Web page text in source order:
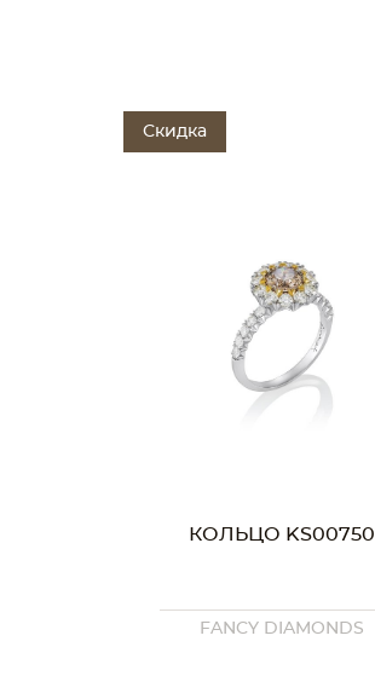
Скидка
КОЛЬЦО KS00750
FANCY DIAMONDS